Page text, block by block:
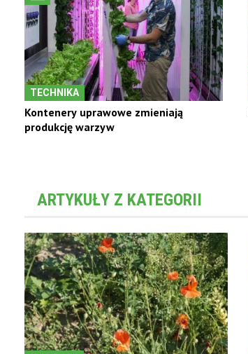
TECHNIKA
Kontenery uprawowe zmieniają
produkcję warzyw
ARTYKUŁY Z KATEGORII